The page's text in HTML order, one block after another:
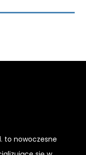
to nowoczesne